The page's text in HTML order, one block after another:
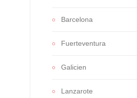
Barcelona
Fuerteventura
Galicien
Lanzarote